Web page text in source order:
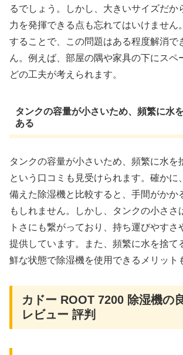
るでしょう。しかし、大きいサイズだか
力を発揮できる点も忘れてはいけません
することで、この問題はある程度解消で
ん。例えば、部屋の隅や家具の下にスペ
どの工夫が考えられます。
タンクの容量が小さいため、頻繁に水
ある
タンクの容量が小さいため、頻繁に水を
という口コミも見受けられます。確かに
備えた除湿機と比較すると、手間がかか
もしれません。しかし、タンクの小ささ
トさにも繋がっており、持ち運びやすさ
提供しています。また、頻繁に水を捨て
鮮な状態で除湿機を使用できるメリット
カドー ROOT 7200 除湿機の
レビュー 評判